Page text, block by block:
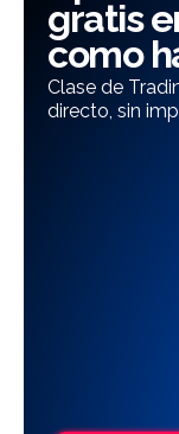
gratis
como
Clase de
directo, sin